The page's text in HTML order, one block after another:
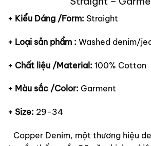
+ Kiểu Dáng /Form: Straight
+ Loại sản phẩm : Washed denim/
+ Chất liệu /Material: 100% Cotton
+ Màu sắc /Color: Garment
+ Size: 29-34
Copper Denim, một thương hiệu